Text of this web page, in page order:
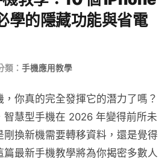
學的隱藏功能與省電
類： 手機應用教學
你真的完全發揮它的潛力了嗎？
智慧型手機在 2026 年變得前所未
剛換新機需要轉移資料，還是覺得
最新手機教學將為你揭密多數人